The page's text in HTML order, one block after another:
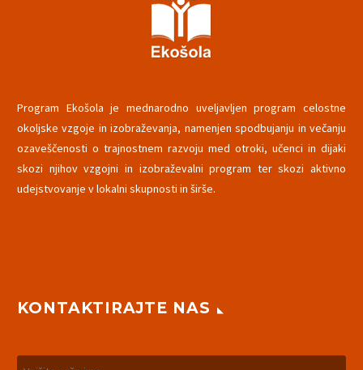
Program Ekošola je mednarodno uveljavljen program celostne
okoljske vzgoje in izobraževanja, namenjen spodbujanju in večanju
ozaveščenosti o trajnostnem razvoju med otroki, učenci in dijaki
skozi njihov vzgojni in izobraževalni program ter skozi aktivno
udejstvovanje v lokalni skupnosti in širše.
KONTAKTIRAJTE NAS